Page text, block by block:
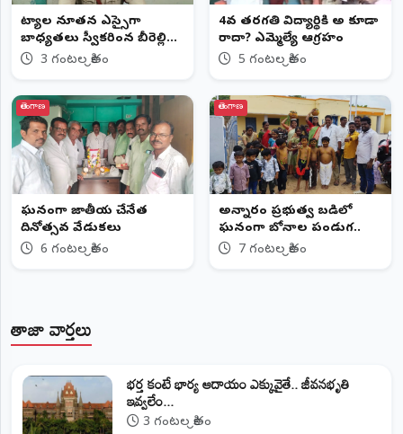
​చిట్యాల నూతన ఎస్సైగా
బాధ్యతలు స్వీకరించిన బీరెల్లి
వెంకటరెడ్డి
3 గంటల క్రితం
4వ తరగతి విద్యార్థికి అ కూడా
రాదా? ఎమ్మెల్యే ఆగ్రహం
5 గంటల క్రితం
తెలంగాణ
ఘనంగా జాతీయ చేనేత
దినోత్సవ వేడుకలు
6 గంటల క్రితం
తెలంగాణ
అన్నారం ప్రభుత్వ బడిలో
ఘనంగా బోనాల పండుగ..
7 గంటల క్రితం
తాజా వార్తలు
భర్త కంటే భార్య ఆదాయం ఎక్కువైతే.. జీవనభృతి
ఇవ్వలేం...
3 గంటల క్రితం